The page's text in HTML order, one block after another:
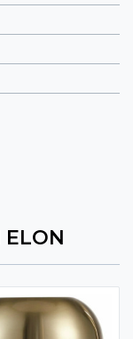
ELON